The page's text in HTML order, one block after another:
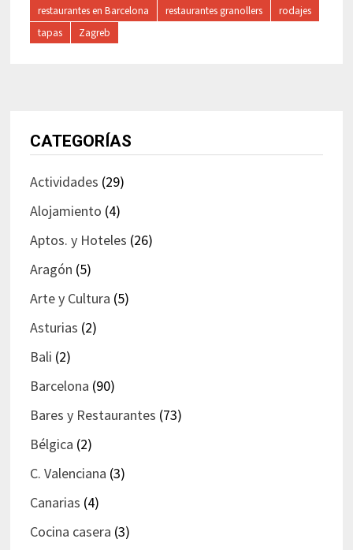
restaurantes en Barcelona
restaurantes granollers
rodajes
tapas
Zagreb
CATEGORÍAS
Actividades (29)
Alojamiento (4)
Aptos. y Hoteles (26)
Aragón (5)
Arte y Cultura (5)
Asturias (2)
Bali (2)
Barcelona (90)
Bares y Restaurantes (73)
Bélgica (2)
C. Valenciana (3)
Canarias (4)
Cocina casera (3)